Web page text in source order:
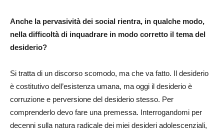
Anche la pervasività dei social rientra, in qualche modo,
nella difficoltà di inquadrare in modo corretto il tema del
desiderio?
Si tratta di un discorso scomodo, ma che va fatto. Il desiderio
è costitutivo dell’esistenza umana, ma oggi il desiderio è
corruzione e perversione del desiderio stesso. Per
comprenderlo devo fare una premessa. Interrogandomi per
decenni sulla natura radicale dei miei desideri adolescenziali,